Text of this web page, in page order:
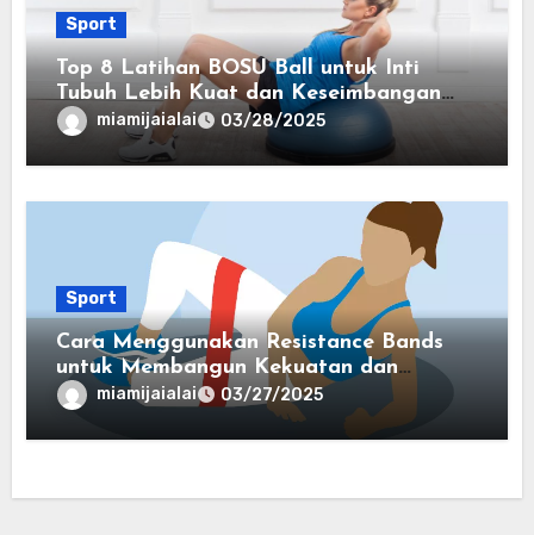
Sport
Top 8 Latihan BOSU Ball untuk Inti
Tubuh Lebih Kuat dan Keseimbangan
Lebih Baik
miamijaialai 03/28/2025
Sport
Cara Menggunakan Resistance Bands
untuk Membangun Kekuatan dan
Fleksibilitas
miamijaialai 03/27/2025